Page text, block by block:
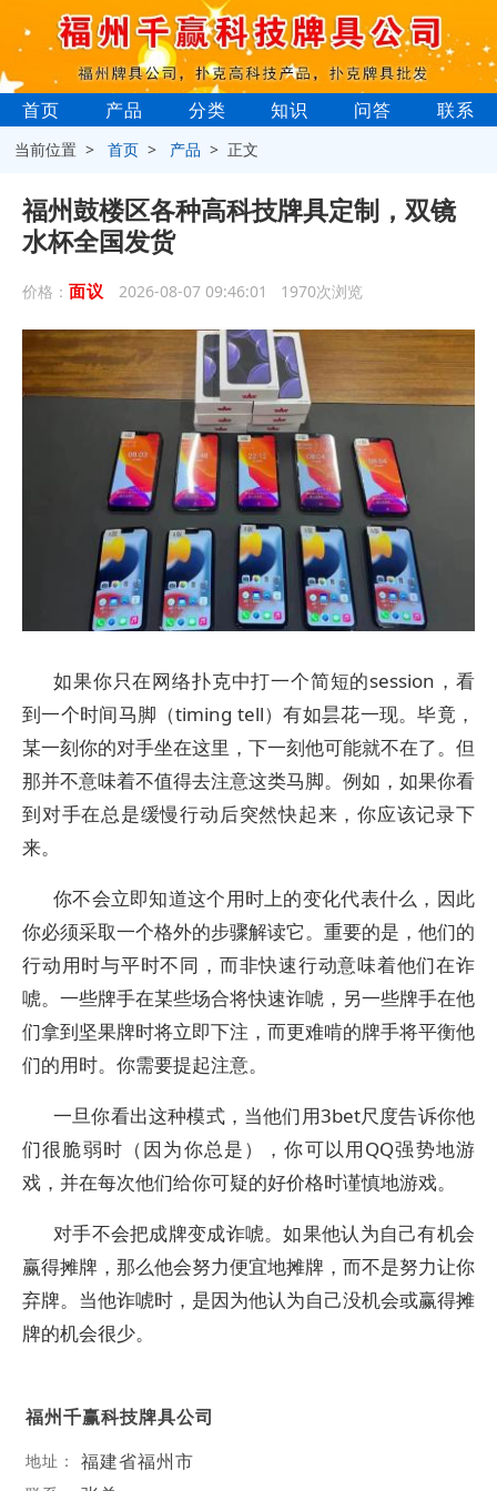
首页 产品 分类 知识 问答 联系
当前位置 >首页 > 产品 > 正文
福州鼓楼区各种高科技牌具定制，双镜
水杯全国发货
价格： 面议 2026-08-07 09:46:01 1970次浏览
如果你只在网络扑克中打一个简短的session，看
到一个时间马脚（timing tell）有如昙花一现。毕竟，
某一刻你的对手坐在这里，下一刻他可能就不在了。但
那并不意味着不值得去注意这类马脚。例如，如果你看
到对手在总是缓慢行动后突然快起来，你应该记录下
来。
你不会立即知道这个用时上的变化代表什么，因此
你必须采取一个格外的步骤解读它。重要的是，他们的
行动用时与平时不同，而非快速行动意味着他们在诈
唬。一些牌手在某些场合将快速诈唬，另一些牌手在他
们拿到坚果牌时将立即下注，而更难啃的牌手将平衡他
们的用时。你需要提起注意。
一旦你看出这种模式，当他们用3bet尺度告诉你他
们很脆弱时（因为你总是），你可以用QQ强势地游
戏，并在每次他们给你可疑的好价格时谨慎地游戏。
对手不会把成牌变成诈唬。如果他认为自己有机会
赢得摊牌，那么他会努力便宜地摊牌，而不是努力让你
弃牌。当他诈唬时，是因为他认为自己没机会或赢得摊
牌的机会很少。
福州千赢科技牌具公司
地址： 福建省福州市